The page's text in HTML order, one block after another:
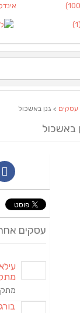
(1)
עסקים > גנן באשכול
עסקים